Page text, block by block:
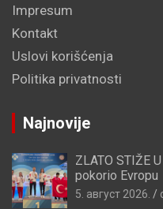
Impresum
Kontakt
Uslovi korišćenja
Politika privatnosti
Najnovije
ZLATO STIŽE
pokorio Evropu
5. август 2026.